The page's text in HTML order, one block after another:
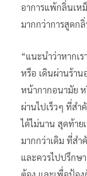
อาการแพ้กลิ่นเห
มากกว่าการสูดก
“แนะนำว่าหากเ
หรือ เดินผ่านร้า
หน้ากากอนามัย
ผ่านไปเร็วๆ ที่สำ
ได้ไม่นาน สุดท้าย
มากกว่าเดิม ที่สำ
และควรไปปรึกษ